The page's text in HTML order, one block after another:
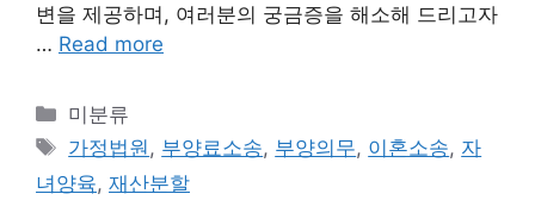
변을 제공하며, 여러분의 궁금증을 해소해 드리고자
… Read more
Categories
미분류
Tags
가정법원 , 부양료소송, 부양의무, 이혼소송, 자
녀양육, 재산분할